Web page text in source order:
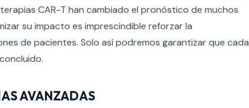
CAR-T han cambiado el pronóstico de muchos
su impacto es imprescindible reforzar la
de pacientes. Solo así podremos garantizar que cada
AVANZADAS